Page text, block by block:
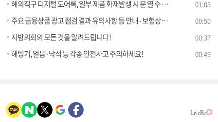
해외직구 디지털 도어록, 일부 제품 화재발생 시 문 열 수 없어 01:05
주요 금융상품 광고 점검 결과 유의사항 등 안내 - 보험상품 온라인 광고 편- 00:50
지방의회의 모든 것을 알려드립니다! 00:37
해빙기, 얼음·낙석 등 각종 안전사고 주의하세요! 00:49